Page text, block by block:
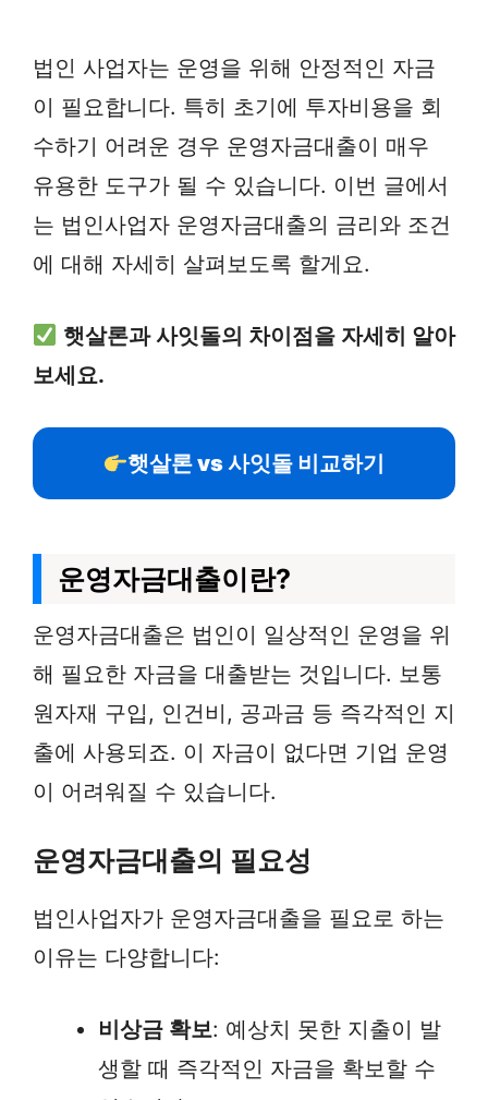
법인 사업자는 운영을 위해 안정적인 자금
이 필요합니다. 특히 초기에 투자비용을 회
수하기 어려운 경우 운영자금대출이 매우
유용한 도구가 될 수 있습니다. 이번 글에서
는 법인사업자 운영자금대출의 금리와 조건
에 대해 자세히 살펴보도록 할게요.
햇살론과 사잇돌의 차이점을 자세히 알아
보세요.
햇살론 vs 사잇돌 비교하기
운영자금대출이란?
운영자금대출은 법인이 일상적인 운영을 위
해 필요한 자금을 대출받는 것입니다. 보통
원자재 구입, 인건비, 공과금 등 즉각적인 지
출에 사용되죠. 이 자금이 없다면 기업 운영
이 어려워질 수 있습니다.
운영자금대출의 필요성
법인사업자가 운영자금대출을 필요로 하는
이유는 다양합니다:
비상금 확보: 예상치 못한 지출이 발
생할 때 즉각적인 자금을 확보할 수